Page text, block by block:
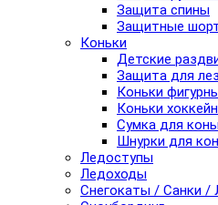
Защита спины
Защитные
Коньки
Детские
Защита для
Коньки
Коньки
Сумка для
Шнурки для
Ледоступы
Ледоходы
Снегокаты / Санки /